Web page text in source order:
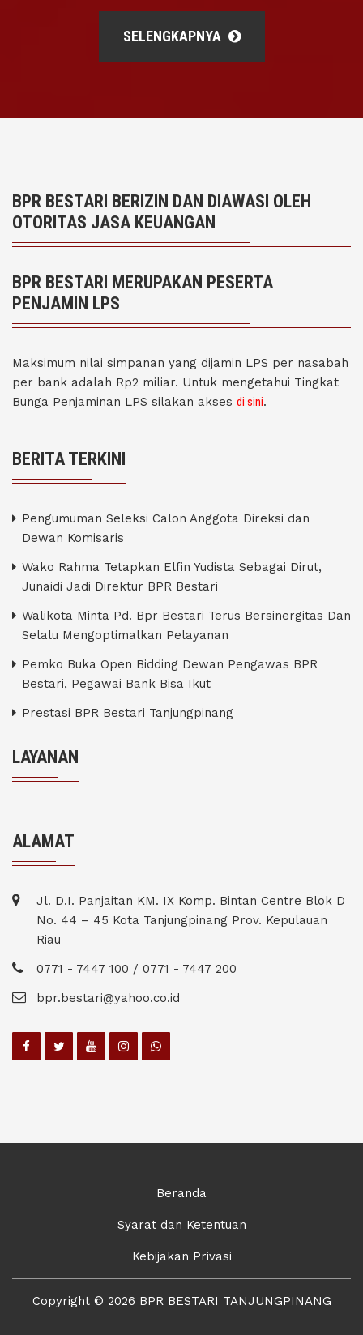
SELENGKAPNYA
BPR BESTARI BERIZIN DAN DIAWASI OLEH
OTORITAS JASA KEUANGAN
BPR BESTARI MERUPAKAN PESERTA
PENJAMIN LPS
Maksimum nilai simpanan yang dijamin LPS per nasabah
per bank adalah Rp2 miliar. Untuk mengetahui Tingkat
Bunga Penjaminan LPS silakan akses di sini.
BERITA TERKINI
Pengumuman Seleksi Calon Anggota Direksi dan
Dewan Komisaris
Wako Rahma Tetapkan Elfin Yudista Sebagai Dirut,
Junaidi Jadi Direktur BPR Bestari
Walikota Minta Pd. Bpr Bestari Terus Bersinergitas Dan
Selalu Mengoptimalkan Pelayanan
Pemko Buka Open Bidding Dewan Pengawas BPR
Bestari, Pegawai Bank Bisa Ikut
Prestasi BPR Bestari Tanjungpinang
LAYANAN
ALAMAT
Jl. D.I. Panjaitan KM. IX Komp. Bintan Centre Blok D
No. 44 – 45 Kota Tanjungpinang Prov. Kepulauan
Riau
0771 - 7447 100 / 0771 - 7447 200
bpr.bestari@yahoo.co.id
Beranda
Syarat dan Ketentuan
Kebijakan Privasi
Copyright © 2026 BPR BESTARI TANJUNGPINANG